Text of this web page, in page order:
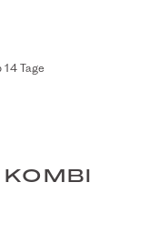
Tage